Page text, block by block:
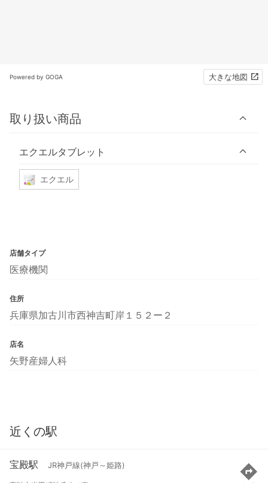
Powered by GOGA 大きな地図
取り扱い商品
エクエルタブレット
エクエル
店舗タイプ
医療機関
住所
兵庫県加古川市西神吉町岸１５２ー２
店名
矢野産婦人科
近くの駅
宝殿駅 JR神戸線(神戸～姫路)